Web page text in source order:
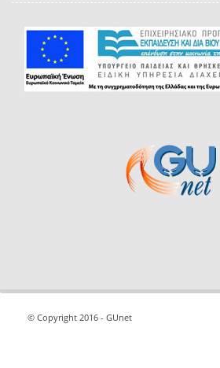
© Copyright 2016 - GUnet